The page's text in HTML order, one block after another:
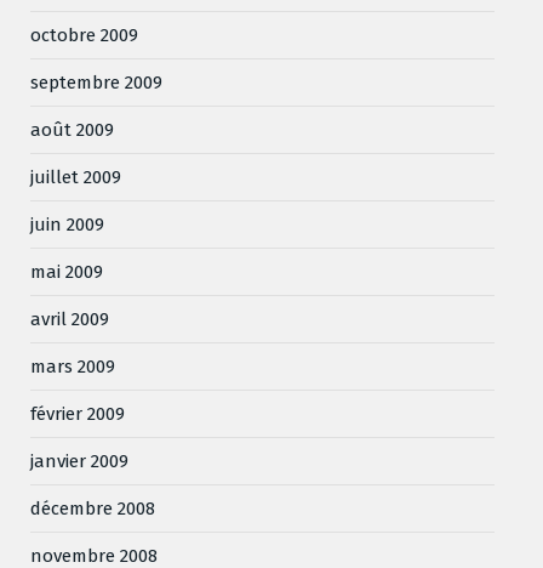
octobre 2009
septembre 2009
août 2009
juillet 2009
juin 2009
mai 2009
avril 2009
mars 2009
février 2009
janvier 2009
décembre 2008
novembre 2008